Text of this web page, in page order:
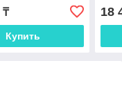
₸
Купить
18